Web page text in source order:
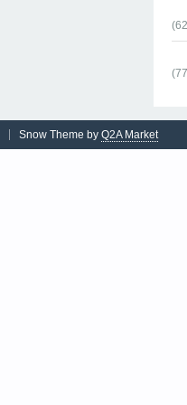
Snow Theme by Q2A Market